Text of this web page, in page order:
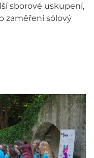
sborové uskupení,
zaměření sólový